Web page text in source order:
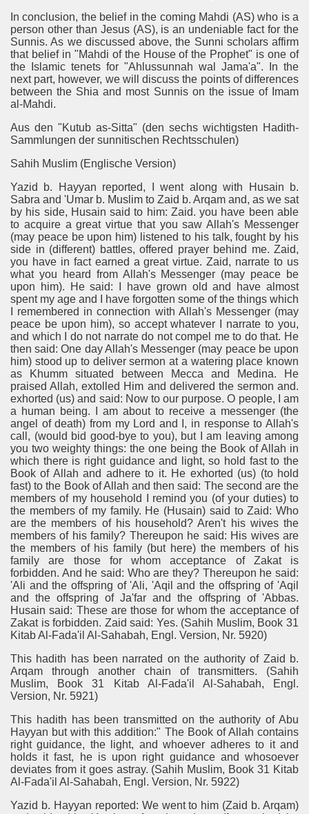
In conclusion, the belief in the coming Mahdi (AS) who is a
person other than Jesus (AS), is an undeniable fact for the
Sunnis. As we discussed above, the Sunni scholars affirm
that belief in "Mahdi of the House of the Prophet" is one of
the Islamic tenets for "Ahlussunnah wal Jama'a". In the
next part, however, we will discuss the points of differences
between the Shia and most Sunnis on the issue of Imam
al-Mahdi.
Aus den "Kutub as-Sitta" (den sechs wichtigsten Hadith-
Sammlungen der sunnitischen Rechtsschulen)
Sahih Muslim (Englische Version)
Yazid b. Hayyan reported, I went along with Husain b.
Sabra and 'Umar b. Muslim to Zaid b. Arqam and, as we sat
by his side, Husain said to him: Zaid. you have been able
to acquire a great virtue that you saw Allah's Messenger
(may peace be upon him) listened to his talk, fought by his
side in (different) battles, offered prayer behind me. Zaid,
you have in fact earned a great virtue. Zaid, narrate to us
what you heard from Allah's Messenger (may peace be
upon him). He said: I have grown old and have almost
spent my age and I have forgotten some of the things which
I remembered in connection with Allah's Messenger (may
peace be upon him), so accept whatever I narrate to you,
and which I do not narrate do not compel me to do that. He
then said: One day Allah's Messenger (may peace be upon
him) stood up to deliver sermon at a watering place known
as Khumm situated between Mecca and Medina. He
praised Allah, extolled Him and delivered the sermon and.
exhorted (us) and said: Now to our purpose. O people, I am
a human being. I am about to receive a messenger (the
angel of death) from my Lord and I, in response to Allah's
call, (would bid good-bye to you), but I am leaving among
you two weighty things: the one being the Book of Allah in
which there is right guidance and light, so hold fast to the
Book of Allah and adhere to it. He exhorted (us) (to hold
fast) to the Book of Allah and then said: The second are the
members of my household I remind you (of your duties) to
the members of my family. He (Husain) said to Zaid: Who
are the members of his household? Aren't his wives the
members of his family? Thereupon he said: His wives are
the members of his family (but here) the members of his
family are those for whom acceptance of Zakat is
forbidden. And he said: Who are they? Thereupon he said:
'Ali and the offspring of 'Ali, 'Aqil and the offspring of 'Aqil
and the offspring of Ja'far and the offspring of 'Abbas.
Husain said: These are those for whom the acceptance of
Zakat is forbidden. Zaid said: Yes. (Sahih Muslim, Book 31
Kitab Al-Fada'il Al-Sahabah, Engl. Version, Nr. 5920)
This hadith has been narrated on the authority of Zaid b.
Arqam through another chain of transmitters. (Sahih
Muslim, Book 31 Kitab Al-Fada'il Al-Sahabah, Engl.
Version, Nr. 5921)
This hadith has been transmitted on the authority of Abu
Hayyan but with this addition:" The Book of Allah contains
right guidance, the light, and whoever adheres to it and
holds it fast, he is upon right guidance and whosoever
deviates from it goes astray. (Sahih Muslim, Book 31 Kitab
Al-Fada'il Al-Sahabah, Engl. Version, Nr. 5922)
Yazid b. Hayyan reported: We went to him (Zaid b. Arqam)